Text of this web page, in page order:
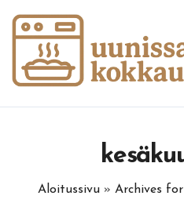
content
Aloitussivu » Archives